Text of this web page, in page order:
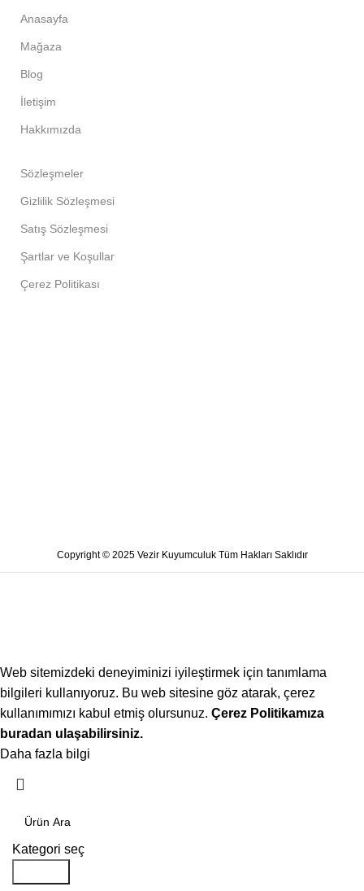
Anasayfa
Mağaza
Blog
İletişim
Hakkımızda
Sözleşmeler
Gizlilik Sözleşmesi
Satış Sözleşmesi
Şartlar ve Koşullar
Çerez Politikası
Copyright © 2025 Vezir Kuyumculuk Tüm Hakları Saklıdır
Web sitemizdeki deneyiminizi iyileştirmek için tanımlama
bilgileri kullanıyoruz. Bu web sitesine göz atarak, çerez
kullanımımızı kabul etmiş olursunuz. Çerez Politikamıza
buradan ulaşabilirsiniz.
Daha fazla bilgi
Kategori seç